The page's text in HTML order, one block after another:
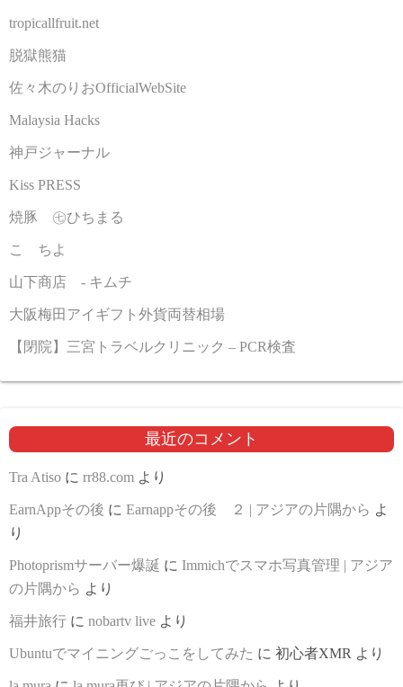
tropicallfruit.net
脱獄熊猫
佐々木のりおOfficialWebSite
Malaysia Hacks
神戸ジャーナル
Kiss PRESS
焼豚 ㊆ひちまる
こゝちよ
山下商店 - キムチ
大阪梅田アイギフト外貨両替相場
【閉院】三宮トラベルクリニック – PCR検査
最近のコメント
Tra Atiso に rr88.com より
EarnAppその後 に Earnappその後 ２ | アジアの片隅から よ
り
Photoprismサーバー爆誕 に Immichでスマホ写真管理 | アジア
の片隅から より
福井旅行 に nobartv live より
Ubuntuでマイニングごっこをしてみた に 初心者XMR より